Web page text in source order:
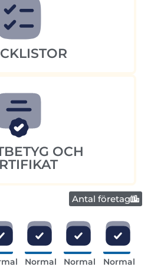
OCH
Antal företag
Normal
Normal
Normal